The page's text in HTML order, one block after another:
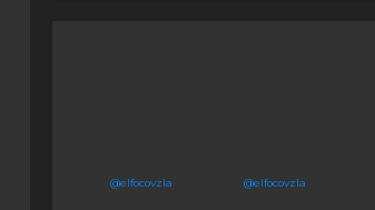
@elfocovzla @elfocovzla